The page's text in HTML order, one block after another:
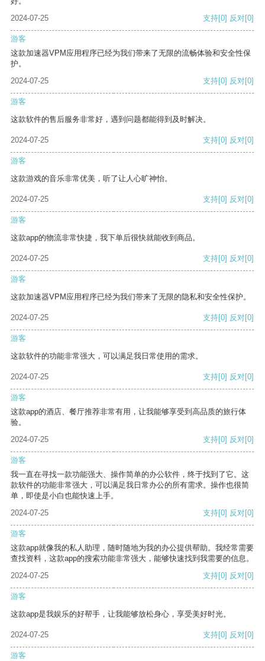
2024-07-25
支持[0] 反对[0]
游客
这款加速器VPM应用程序已经为我们带来了无限的流畅体验和安全性保
护。
2024-07-25
支持[0] 反对[0]
游客
这款软件的售后服务非常好，遇到问题都能得到及时解决。
2024-07-25 支持[0] 反对[0]
游客
这款游戏的音乐非常优美，听了让人心旷神怡。
2024-07-25 支持[0] 反对[0]
游客
这款app的物流非常快捷，我下单后很快就能收到商品。
2024-07-25 支持[0] 反对[0]
游客
这款加速器VPM应用程序已经为我们带来了无限的隐私和安全性保护。
2024-07-25 支持[0] 反对[0]
游客
这款软件的功能非常强大，可以满足我日常使用的需求。
2024-07-25 支持[0] 反对[0]
游客
这款app的酒店、餐厅推荐非常有用，让我能够享受到高品质的旅行体
验。
2024-07-25
支持[0] 反对[0]
游客
我一直在寻找一款功能强大、操作简单的办公软件，终于找到了它。这
款软件的功能非常强大，可以满足我日常办公的所有需求。操作也很简
单，即使是小白也能快速上手。
2024-07-25
支持[0] 反对[0]
游客
这款app就像我的私人助理，随时随地为我的办公提供帮助。我经常需要
查找资料，这款app的搜索功能非常强大，能够快速找到我需要的信息。
2024-07-25
支持[0] 反对[0]
游客
这款app是我娱乐的好帮手，让我能够放松身心，享受美好时光。
2024-07-25 支持[0] 反对[0]
游客